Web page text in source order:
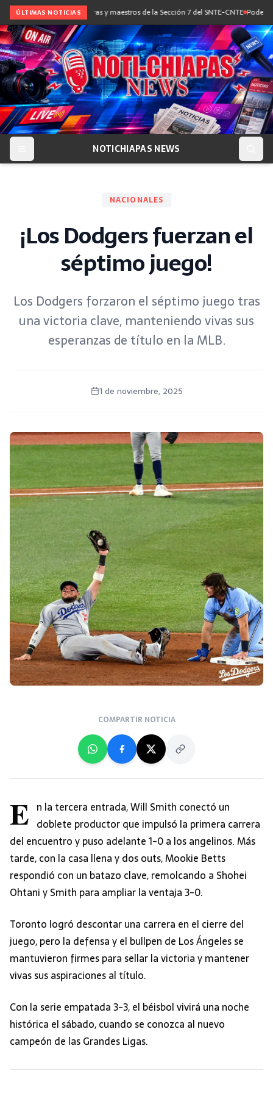
ÚLTIMAS NOTICIAS
diálogo con maestras y maestros de la Sección 7 del SNTE-CNTE Poder Judicial
NOTICHIAPAS NEWS
NACIONALES
¡Los Dodgers fuerzan el
séptimo juego!
Los Dodgers forzaron el séptimo juego tras
una victoria clave, manteniendo vivas sus
esperanzas de título en la MLB.
1 de noviembre, 2025
COMPARTIR NOTICIA
E n la tercera entrada, Will Smith conectó un
doblete productor que impulsó la primera carrera
del encuentro y puso adelante 1-0 a los angelinos. Más
tarde, con la casa llena y dos outs, Mookie Betts
respondió con un batazo clave, remolcando a Shohei
Ohtani y Smith para ampliar la ventaja 3-0.
Toronto logró descontar una carrera en el cierre del
juego, pero la defensa y el bullpen de Los Ángeles se
mantuvieron firmes para sellar la victoria y mantener
vivas sus aspiraciones al título.
Con la serie empatada 3-3, el béisbol vivirá una noche
histórica el sábado, cuando se conozca al nuevo
campeón de las Grandes Ligas.